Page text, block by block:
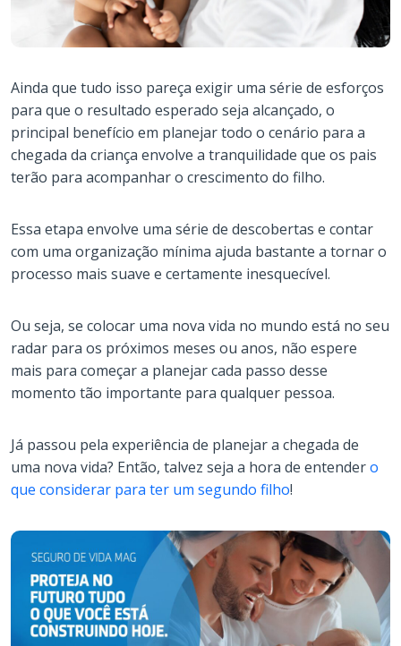
Ainda que tudo isso pareça exigir uma série de esforços
para que o resultado esperado seja alcançado, o
principal benefício em planejar todo o cenário para a
chegada da criança envolve a tranquilidade que os pais
terão para acompanhar o crescimento do filho.
Essa etapa envolve uma série de descobertas e contar
com uma organização mínima ajuda bastante a tornar o
processo mais suave e certamente inesquecível.
Ou seja, se colocar uma nova vida no mundo está no seu
radar para os próximos meses ou anos, não espere
mais para começar a planejar cada passo desse
momento tão importante para qualquer pessoa.
Já passou pela experiência de planejar a chegada de
uma nova vida? Então, talvez seja a hora de entendero
que considerar para ter um segundo filho!